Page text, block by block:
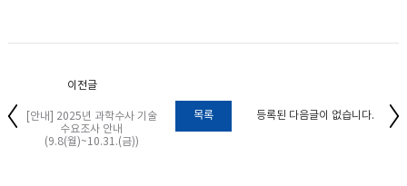
이전글
[안내] 2025년 과학수사 기술
수요조사 안내
(9.8(월)~10.31.(금))
목록 등록된 다음글이 없습니다.